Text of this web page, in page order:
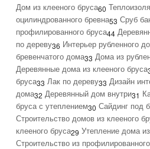
Дом из клееного бруса60
оцилиндрованного бревна53 Сруб
профилированного бруса44
по дереву36 Интерьер рубленного
бревенчатого дома33 Дома из
Деревянные дома из клееного бруса
бруса33 Лак по дереву33 Дизайн
дома32 Деревянный дом внутри31
бруса с утеплением30 Сайдинг под
Строительство домов из клееного
клееного бруса29 Утепление дома
Строительство из